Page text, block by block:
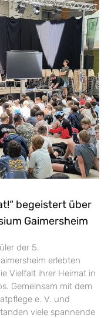
begeistert über
Gaimersheim
der 5.
erlebten
Vielfalt ihrer Heimat in
Gemeinsam mit dem
e. V. und
viele spannende